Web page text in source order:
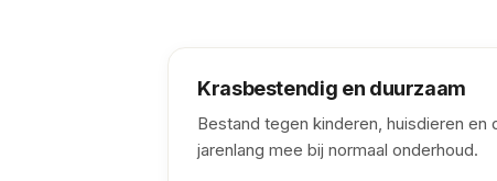
Krasbestendig en duurzaam
Bestand tegen kinderen, huisdieren en
jarenlang mee bij normaal onderhoud.